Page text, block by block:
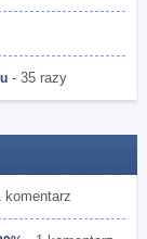
- 35 razy
komentarz